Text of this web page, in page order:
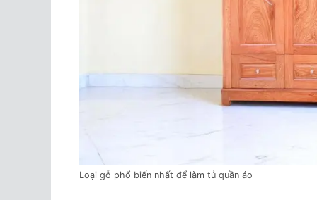
Loại gỗ phổ biến nhất để làm tủ quần áo